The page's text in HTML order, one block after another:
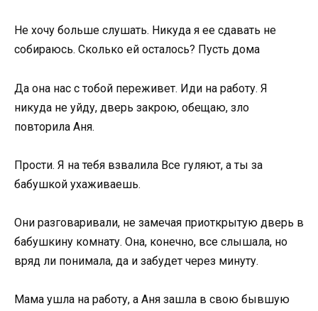
Не хочу больше слушать. Никуда я ее сдавать не
собираюсь. Сколько ей осталось? Пусть дома
Да она нас с тобой переживет. Иди на работу. Я
никуда не уйду, дверь закрою, обещаю, зло
повторила Аня.
Прости. Я на тебя взвалила Все гуляют, а ты за
бабушкой ухаживаешь.
Они разговаривали, не замечая приоткрытую дверь в
бабушкину комнату. Она, конечно, все слышала, но
вряд ли понимала, да и забудет через минуту.
Мама ушла на работу, а Аня зашла в свою бывшую